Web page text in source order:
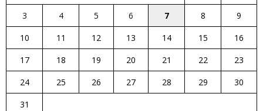
3
4 5 6 7 8
9
10
11 12 13 14 15
16
17
18 19 20 21 22
23
24
25 26 27 28 29
30
31